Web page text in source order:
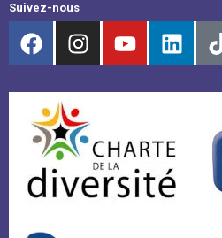
Suivez-nous